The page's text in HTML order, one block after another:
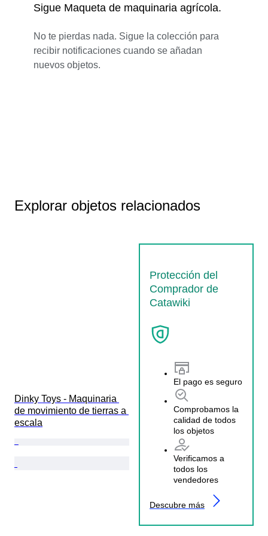
Sigue Maqueta de maquinaria agrícola.
No te pierdas nada. Sigue la colección para
recibir notificaciones cuando se añadan
nuevos objetos.
Explorar objetos relacionados
Protección del
Comprador de
Catawiki
El pago es seguro
Comprobamos la
calidad de todos
los objetos
Verificamos a
todos los
vendedores
Descubre más
Dinky Toys - Maquinaria
de movimiento de tierras a
escala